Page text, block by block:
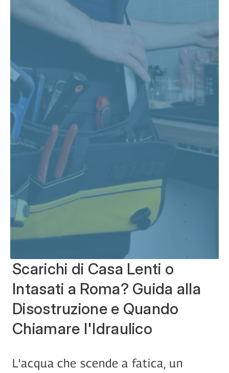
Scarichi di Casa Lenti o
Intasati a Roma? Guida alla
Disostruzione e Quando
Chiamare l'Idraulico
L'acqua che scende a fatica, un